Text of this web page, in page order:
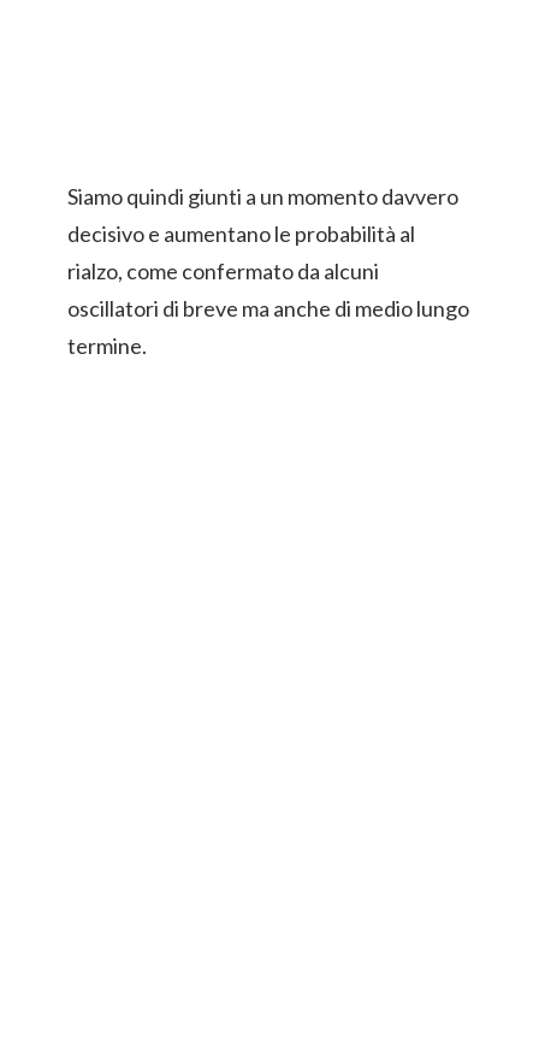
Siamo quindi giunti a un momento davvero
decisivo e aumentano le probabilità al
rialzo, come confermato da alcuni
oscillatori di breve ma anche di medio lungo
termine.